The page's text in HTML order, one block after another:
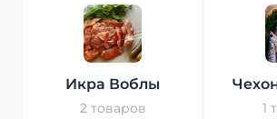
Икра Воблы
2 товаров 1